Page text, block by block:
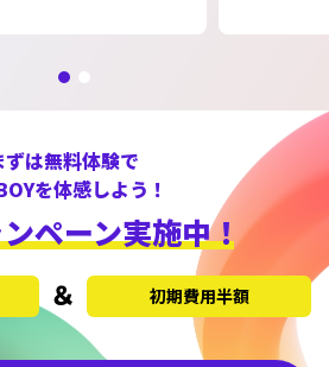
ずは無料体験で
を体感しよう！
ペーン実施中！
初期費用半額